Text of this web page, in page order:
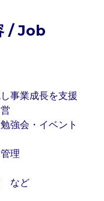
/ Job
事業成長を支援
強会・イベント
理
など